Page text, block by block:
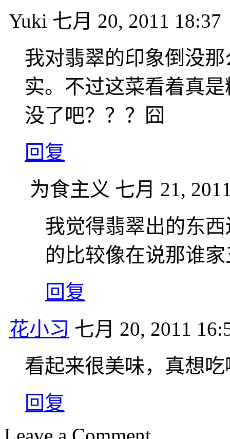
Yuki 七月 20, 2011 18:37
我对翡翠的印象倒没
实。不过这菜看着真
没了吧？？？囧
回复
为食主义 七月 21,
我觉得翡翠出的东
的比较像在说那谁
回复
花小习 七月 20, 2011
看起来很美味，真想
回复